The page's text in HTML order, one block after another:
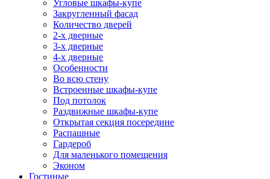
Угловые шкафы-купе
Закругленный фасад
Количество дверей
2-х дверные
3-х дверные
4-х дверные
Особенности
Во всю стену
Встроенные шкафы-купе
Под потолок
Раздвижные шкафы-купе
Открытая секция посередине
Распашные
Гардероб
Для маленького помещения
Эконом
Гостиные